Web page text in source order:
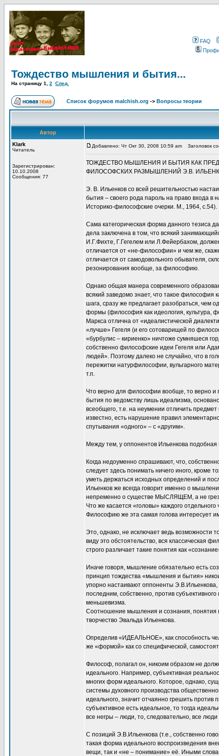
FAQ
Тождество мышления и бытия...
На страницу 1 2 След.
Список форумов malchish.org -> Вопросы теории
Автор
Klark
Читатель
Зарегистрирован:
10.10.2008
Сообщения: 77
Добавлено: Чт Окт 30, 2008 10:59 am Заголовок
ТОЖДЕСТВО МЫШЛЕНИЯ И БЫТИЯ КАК
ФИЛОСОФСКИХ РАЗМЫШЛЕНИЙ Э.В.
Э. В. Ильенков со всей решительностью
бытия – своего рода пароль на право входа
Историко-философские очерки. М., 1964, с.54).
Сама категорическая форма данного тезиса
дела заключена в том, что всякий
И.Г.Фихте, Г.Гегелем или Л.Фейербахом,
отличается от «не-философии» и чем же,
отличается от самодовольного обывателя,
резонирования вообще, за философию.
Однако общая манера современного
всякий заведомо знает, что такое философия
шага, сразу же предлагает разобраться, чем
формы (философия как идеология, культура,
Маркса отлична от «идеалистической
«лучше» Гегеля (и его сотоварищей по
«бурбулис – кириенко» ничтоже сумняшеся
собственно философские идеи Гегеля или
людей». Поэтому далеко не случайно, что в
пережитки натурфилософии, вульгарного
т.п.
Что верно для философии вообще, то верно и
бытия по ведомству лишь идеализма,
всеобщего, т.е. на неумении отличить
известно, есть нарушение правил
спутывания «одного» – с «другим».
Между тем, у оппонентов Ильенкова подобная
Когда недоуменно спрашивают, что,
следует здесь понимать ничего иного,
уметь держаться исходных определений и
Ильенков же всегда говорит именно о
непременно о существе МЫСЛЯЩЕМ, а не
Что же касается «головы» каждого
Философию же эта самая голова интересует
Это, однако, не исключает ведь возможности
виду это обстоятельство, вся классическая
строго различает такие понятия как
Иначе говоря, мышление обязательно есть
принцип тождества «мышления и бытия»
упорно настаивают оппоненты
последним, собственно, против
меньшевизма.
Соотношение мышления и сознания, понятия
творчество Эвальда Ильенкова.
Определив «ИДЕАЛЬНОЕ», как способность
же «формой» как со специфической,
Философ, полагал он, никоим образом не
идеального. Например, субъективная
многих форм идеального. Которое, однако,
системы духовного производства
идеального, значит отчаянно грешить
субъективное есть идеальное, то тогда
все негры – люди, то, следовательно, все
С позиций Э.В.Ильенкова (т.е., собственно
такая форма идеального воспроизведения
вещи, так и «не – понимание» её. Иными